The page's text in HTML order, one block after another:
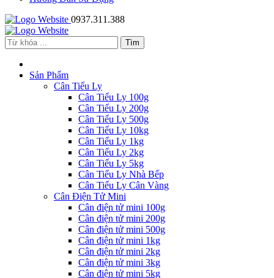
0937.311.388
Sản Phẩm
Cân Tiểu Ly
Cân Tiểu Ly 100g
Cân Tiểu Ly 200g
Cân Tiểu Ly 500g
Cân Tiểu Ly 10kg
Cân Tiểu Ly 1kg
Cân Tiểu Ly 2kg
Cân Tiểu Ly 5kg
Cân Tiểu Ly Nhà Bếp
Cân Tiểu Ly Cân Vàng
Cân Điện Tử Mini
Cân điện tử mini 100g
Cân điện tử mini 200g
Cân điện tử mini 500g
Cân điện tử mini 1kg
Cân điện tử mini 2kg
Cân điện tử mini 3kg
Cân điện tử mini 5kg